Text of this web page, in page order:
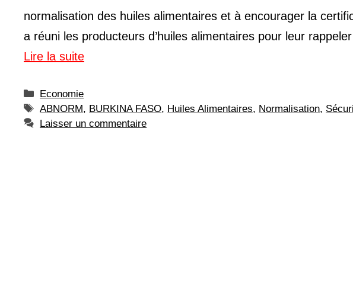
normalisation des huiles alimentaires et à encourager la
a réuni les producteurs d’huiles alimentaires pour leur
Lire la suite
Catégories
Economie
Étiquettes
ABNORM, BURKINA FASO, Huiles Alimentaires, Normalisation,
Laisser un commentaire